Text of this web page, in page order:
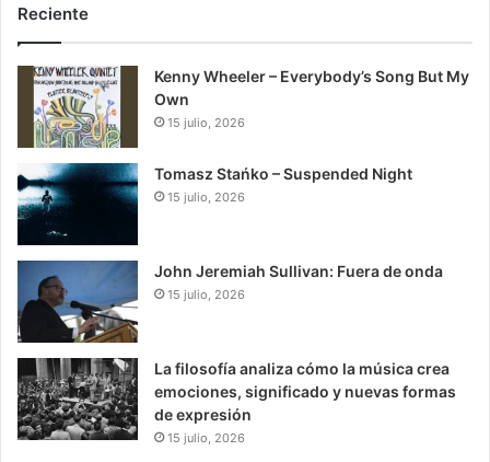
Reciente
Kenny Wheeler – Everybody’s Song But My
Own
15 julio, 2026
Tomasz Stańko – Suspended Night
15 julio, 2026
John Jeremiah Sullivan: Fuera de onda
15 julio, 2026
La filosofía analiza cómo la música crea
emociones, significado y nuevas formas
de expresión
15 julio, 2026